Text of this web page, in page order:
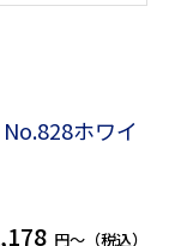
ホワイ
円～（税込）